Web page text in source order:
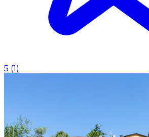
5 (1)